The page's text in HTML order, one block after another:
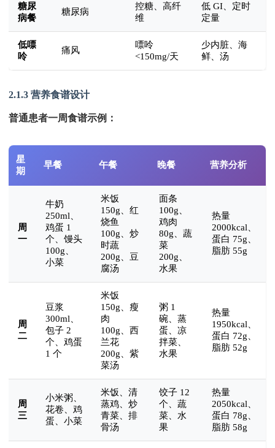
糖尿
病餐
糖尿病
控糖、高纤
维
低 GI、定时
定量
低嘌
呤
痛风
嘌呤
<150mg/天
少内脏、海
鲜、汤
2.1.3 营养食谱设计
普通患者一周食谱示例：
星
期
早餐 午餐 晚餐 营养分析
周
一
牛奶
250ml、
鸡蛋 1
个、馒头
100g、
小菜
米饭
150g、红
烧鱼
100g、炒
时蔬
200g、豆
腐汤
面条
100g、
鸡肉
80g、蔬
菜
200g、
水果
热量
2000kcal、
蛋白 75g、
脂肪 55g
周
二
豆浆
300ml、
包子 2
个、鸡蛋
1 个
米饭
150g、瘦
肉
100g、西
兰花
200g、紫
菜汤
粥 1
碗、蒸
蛋、凉
拌菜、
水果
热量
1950kcal、
蛋白 72g、
脂肪 52g
周
三
小米粥、
花卷、鸡
蛋、小菜
米饭、清
蒸鸡、炒
青菜、排
骨汤
饺子 12
个、蔬
菜、水
果
热量
2050kcal、
蛋白 78g、
脂肪 58g